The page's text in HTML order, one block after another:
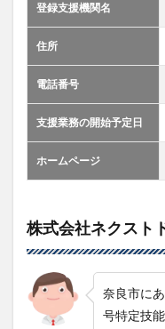
登録支援機関名
住所
電話番号
支援業務の開始予定日
ホームページ
株式会社ネクスト
奈良市に
号特定技